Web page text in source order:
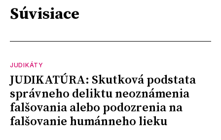
Súvisiace
JUDIKÁTY
JUDIKATÚRA: Skutková podstata
správneho deliktu neoznámenia
falšovania alebo podozrenia na
falšovanie humánneho lieku